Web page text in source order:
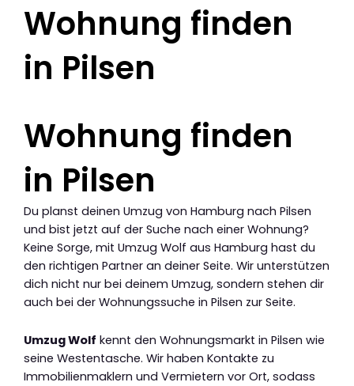
Wohnung finden
in Pilsen
Wohnung finden
in Pilsen
Du planst deinen Umzug von Hamburg nach Pilsen
und bist jetzt auf der Suche nach einer Wohnung?
Keine Sorge, mit Umzug Wolf aus Hamburg hast du
den richtigen Partner an deiner Seite. Wir unterstützen
dich nicht nur bei deinem Umzug, sondern stehen dir
auch bei der Wohnungssuche in Pilsen zur Seite.
Umzug Wolf kennt den Wohnungsmarkt in Pilsen wie
seine Westentasche. Wir haben Kontakte zu
Immobilienmaklern und Vermietern vor Ort, sodass